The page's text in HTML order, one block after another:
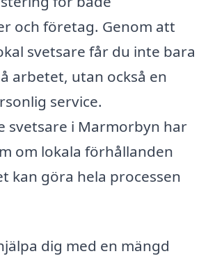
och företag. Genom att
svetsare får du inte bara
arbetet, utan också en
service.
svetsare i Marmorbyn har
om lokala förhållanden
kan göra hela processen
dig med en mängd